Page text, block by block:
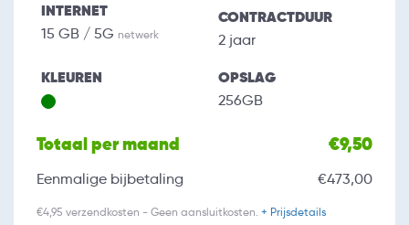
INTERNET
15 GB / 5G netwerk
CONTRACTDUUR
2 jaar
KLEUREN OPSLAG
256GB
Totaal per maand €9,50
Eenmalige bijbetaling €473,00
€4,95 verzendkosten - Geen aansluitkosten. + Prijsdetails